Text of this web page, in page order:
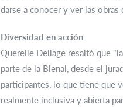
darse a conocer y ver las obras
Diversidad en acción
Querelle Dellage resaltó que
parte de la Bienal, desde el
participantes, lo que tiene que
realmente inclusiva y abierta